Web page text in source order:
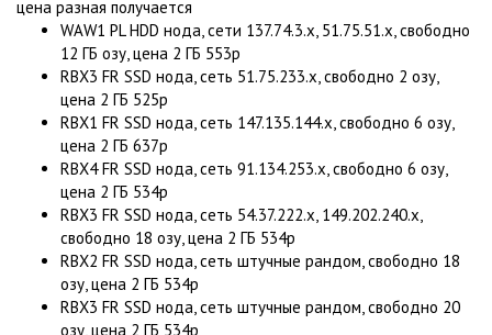
цена разная получается
WAW1 PL HDD нода, сети 137.74.3.x, 51.75.51.x, свободно
12 ГБ озу, цена 2 ГБ 553р
RBX3 FR SSD нода, сеть 51.75.233.x, свободно 2 озу,
цена 2 ГБ 525р
RBX1 FR SSD нода, сеть 147.135.144.x, свободно 6 озу,
цена 2 ГБ 637р
RBX4 FR SSD нода, сеть 91.134.253.x, свободно 6 озу,
цена 2 ГБ 534р
RBX3 FR SSD нода, сеть 54.37.222.x, 149.202.240.x,
свободно 18 озу, цена 2 ГБ 534р
RBX2 FR SSD нода, сеть штучные рандом, свободно 18
озу, цена 2 ГБ 534р
RBX3 FR SSD нода, сеть штучные рандом, свободно 20
озу, цена 2 ГБ 534р